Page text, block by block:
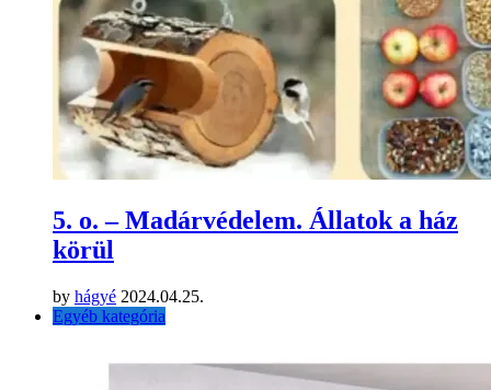
5. o. – Madárvédelem. Állatok a ház
körül
by hágyé 2024.04.25.
Egyéb kategória